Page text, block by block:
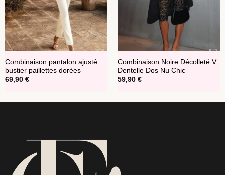
Combinaison pantalon ajusté
bustier paillettes dorées
69,90 €
Combinaison Noire Décolleté V
Dentelle Dos Nu Chic
59,90 €